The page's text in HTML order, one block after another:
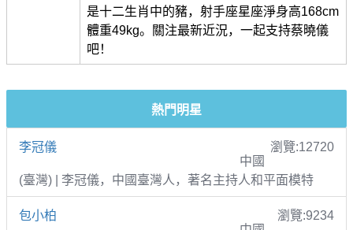
是十二生肖中的豬，射手座星座淨身高168cm
體重49kg。關注最新近況，一起支持蔡曉儀
吧！
熱門明星
李冠儀
瀏覽:12720
中國
(臺灣) | 李冠儀，中國臺灣人，著名主持人和平面模特
包小柏
瀏覽:9234